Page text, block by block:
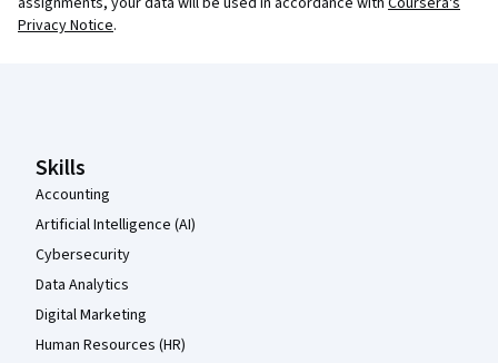
Privacy Notice.
Skills
Accounting
Artificial Intelligence (AI)
Cybersecurity
Data Analytics
Digital Marketing
Human Resources (HR)